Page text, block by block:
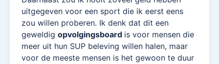
uitgegeven voor een sport die ik eerst eens
zou willen proberen. Ik denk dat dit een
geweldig opvolgingsboard is voor mensen die
meer uit hun SUP beleving willen halen, maar
voor de meeste mensen is het gewoon te duur